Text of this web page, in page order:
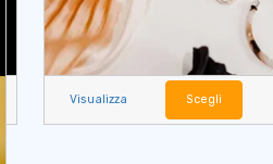
Visualizza Scegli